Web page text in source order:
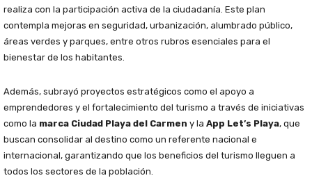
realiza con la participación activa de la ciudadanía. Este plan
contempla mejoras en seguridad, urbanización, alumbrado público,
áreas verdes y parques, entre otros rubros esenciales para el
bienestar de los habitantes.
Además, subrayó proyectos estratégicos como el apoyo a
emprendedores y el fortalecimiento del turismo a través de iniciativas
como la marca Ciudad Playa del Carmen y la App Let’s Playa, que
buscan consolidar al destino como un referente nacional e
internacional, garantizando que los beneficios del turismo lleguen a
todos los sectores de la población.